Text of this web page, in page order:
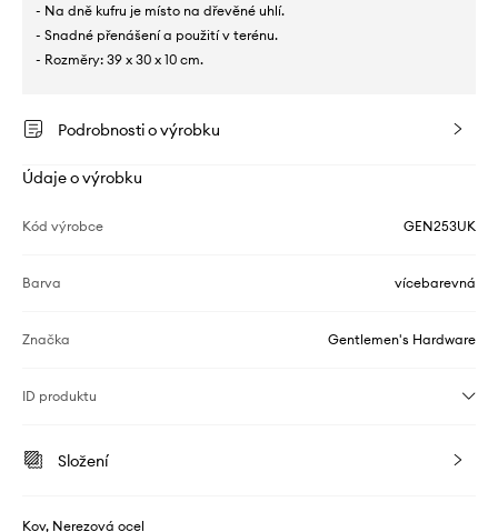
- Na dně kufru je místo na dřevěné uhlí.
- Snadné přenášení a použití v terénu.
- Rozměry: 39 x 30 x 10 cm.
Podrobnosti o výrobku
Údaje o výrobku
Kód výrobce GEN253UK
Barva vícebarevná
Značka Gentlemen's Hardware
ID produktu
Složení
Kov, Nerezová ocel